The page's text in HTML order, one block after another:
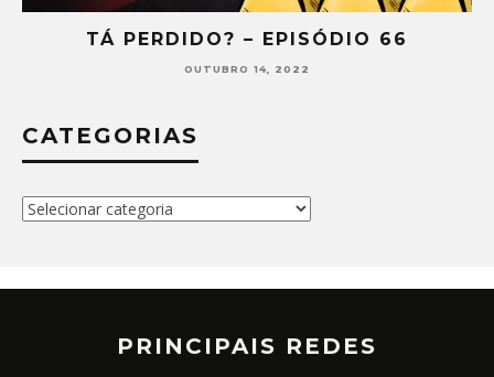
66 TÁ PERDIDO? –
CATEGORIAS
Categorias
PRINCIPAIS REDES